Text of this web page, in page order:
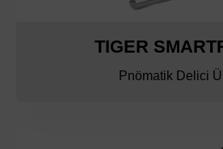
TIGER
Pnömatik Delici